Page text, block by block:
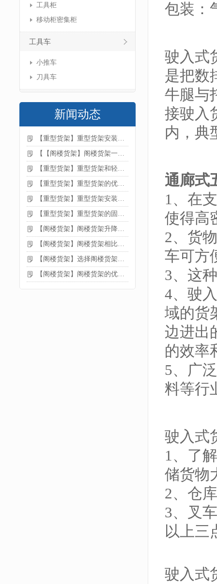
工具柜
移动柜密集柜
工具车
小推车
刀具车
新闻动态
【重型货架】重型货架安装注意事项
【【阁楼货架】阁楼货架一般有哪些用途
【重型货架】重型货架和轻型货架的区别是什么
【重型货架】重型货架的优缺点
【重型货架】重型货架安装需要注意什么？
【重型货架】重型货架的固定方法
【阁楼货架】阁楼货架升降机需要注意哪些
【阁楼货架】阁楼货架相比传统货架的优势是什么
【阁楼货架】选择阁楼货架的好处？
【阁楼货架】阁楼货架的优点是什么
包装：
驶入式
是把数
牛腿与
接驶入
内，典
通廊式
1、在
使得高
2、货
车可方
3、这
4、驶
域的货
边进出
的效率
5、广
料等
驶入式
1、了
储货物
2、仓
3、叉
以上三
驶入式